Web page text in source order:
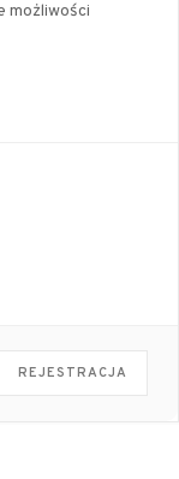
możliwości
REJESTRACJA